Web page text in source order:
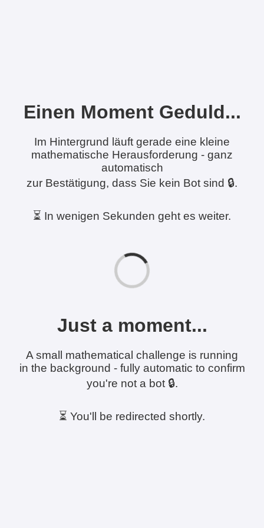
Einen Moment Geduld...
Im Hintergrund läuft gerade eine kleine
mathematische Herausforderung - ganz
automatisch
zur Bestätigung, dass Sie kein Bot sind 🔒.
⏳ In wenigen Sekunden geht es weiter.
Just a moment...
A small mathematical challenge is running
in the background - fully automatic to confirm
you're not a bot 🔒.
⏳ You'll be redirected shortly.